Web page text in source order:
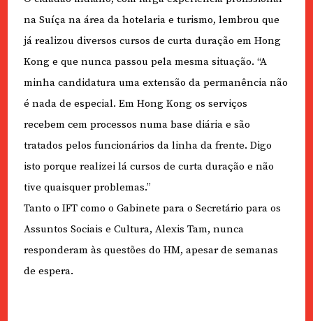
na Suíça na área da hotelaria e turismo, lembrou que
já realizou diversos cursos de curta duração em Hong
Kong e que nunca passou pela mesma situação. “A
minha candidatura uma extensão da permanência não
é nada de especial. Em Hong Kong os serviços
recebem cem processos numa base diária e são
tratados pelos funcionários da linha da frente. Digo
isto porque realizei lá cursos de curta duração e não
tive quaisquer problemas.”
Tanto o IFT como o Gabinete para o Secretário para os
Assuntos Sociais e Cultura, Alexis Tam, nunca
responderam às questões do HM, apesar de semanas
de espera.